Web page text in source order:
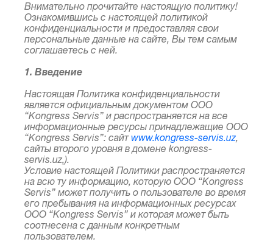
Внимательно прочитайте настоящую политику!
Ознакомившись с настоящей политикой
конфиденциальности и предоставляя свои
персональные данные на сайте, Вы тем самым
соглашаетесь с ней.
1. Введение
Настоящая Политика конфиденциальности
является официальным документом ООО
“Kongress Servis” и распространяется на все
информационные ресурсы принадлежащие ООО
“Kongress Servis”: сайтwww.kongress-servis.uz,
сайты второго уровня в домене kongress-
servis.uz,).
Условие настоящей Политики распространяется
на всю ту информацию, которую ООО “Kongress
Servis” может получить о пользователе во время
его пребывания на информационных ресурсах
ООО “Kongress Servis” и которая может быть
соотнесена с данным конкретным
пользователем.